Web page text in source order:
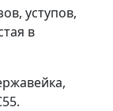
уступов,
в